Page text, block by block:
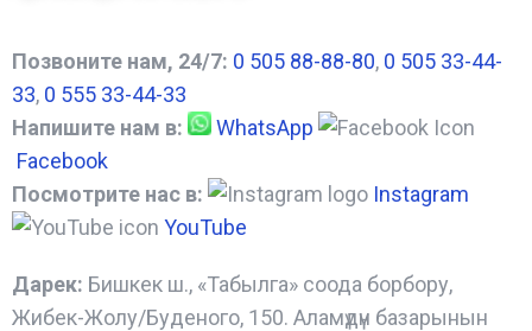
Позвоните нам, 24/7: 0 505 88-88-80, 0 505 33-44-
33, 0 555 33-44-33
Напишите нам в:
WhatsApp
Facebook
Посмотрите нас в:
Instagram
YouTube
Дарек: Бишкек ш., «Табылга» соода борбору,
Жибек-Жолу/Буденого, 150. Аламүдүн базарынын